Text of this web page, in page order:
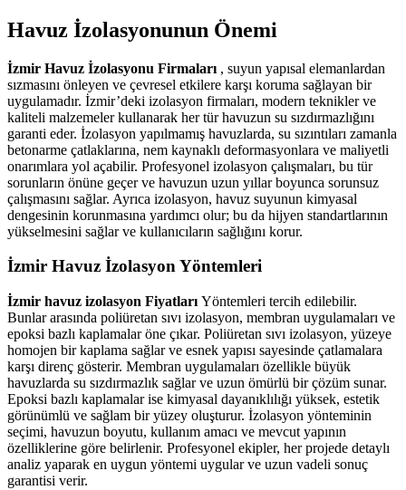
Havuz İzolasyonunun Önemi
İzmir Havuz İzolasyonu Firmaları , suyun yapısal elemanlardan
sızmasını önleyen ve çevresel etkilere karşı koruma sağlayan bir
uygulamadır. İzmir’deki izolasyon firmaları, modern teknikler ve
kaliteli malzemeler kullanarak her tür havuzun su sızdırmazlığını
garanti eder. İzolasyon yapılmamış havuzlarda, su sızıntıları zamanla
betonarme çatlaklarına, nem kaynaklı deformasyonlara ve maliyetli
onarımlara yol açabilir. Profesyonel izolasyon çalışmaları, bu tür
sorunların önüne geçer ve havuzun uzun yıllar boyunca sorunsuz
çalışmasını sağlar. Ayrıca izolasyon, havuz suyunun kimyasal
dengesinin korunmasına yardımcı olur; bu da hijyen standartlarının
yükselmesini sağlar ve kullanıcıların sağlığını korur.
İzmir Havuz İzolasyon Yöntemleri
İzmir havuz izolasyon Fiyatları Yöntemleri tercih edilebilir.
Bunlar arasında poliüretan sıvı izolasyon, membran uygulamaları ve
epoksi bazlı kaplamalar öne çıkar. Poliüretan sıvı izolasyon, yüzeye
homojen bir kaplama sağlar ve esnek yapısı sayesinde çatlamalara
karşı direnç gösterir. Membran uygulamaları özellikle büyük
havuzlarda su sızdırmazlık sağlar ve uzun ömürlü bir çözüm sunar.
Epoksi bazlı kaplamalar ise kimyasal dayanıklılığı yüksek, estetik
görünümlü ve sağlam bir yüzey oluşturur. İzolasyon yönteminin
seçimi, havuzun boyutu, kullanım amacı ve mevcut yapının
özelliklerine göre belirlenir. Profesyonel ekipler, her projede detaylı
analiz yaparak en uygun yöntemi uygular ve uzun vadeli sonuç
garantisi verir.